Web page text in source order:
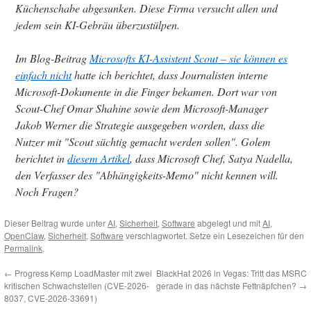
Küchenschabe abgesunken. Diese Firma versucht allen und
jedem sein KI-Gebräu überzustülpen.
Im Blog-BeitragMicrosofts KI-Assistent Scout – sie können es
einfach nichthatte ich berichtet, dass Journalisten interne
Microsoft-Dokumente in die Finger bekamen. Dort war von
Scout-Chef Omar Shahine sowie dem Microsoft-Manager
Jakob Werner die Strategie ausgegeben worden, dass die
Nutzer mit "Scout süchtig gemacht werden sollen". Golem
berichtet indiesem Artikel, dass Microsoft Chef, Satya Nadella,
den Verfasser des "Abhängigkeits-Memo" nicht kennen will.
Noch Fragen?
Dieser Beitrag wurde unterAI, Sicherheit, Software abgelegt und mitAI,
OpenClaw, Sicherheit, Software verschlagwortet. Setze ein Lesezeichen für den
Permalink.
← Progress Kemp LoadMaster mit zwei
kritischen Schwachstellen (CVE-2026-
8037, CVE-2026-33691)
BlackHat 2026 in Vegas: Tritt das MSRC
gerade in das nächste Fettnäpfchen? →